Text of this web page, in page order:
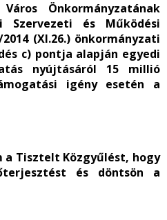
Önkormányzatának
Szervezeti és Működési
(XI.26.) önkormányzati
c) pontja alapján egyedi
nyújtásáról 15 millió
igény esetén a
Tisztelt Közgyűlést, hogy
és döntsön a